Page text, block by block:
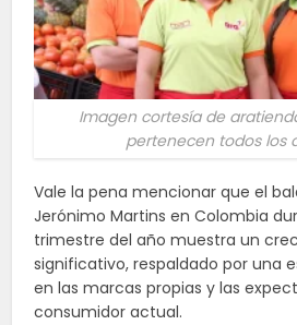
Imagen cortesía de
pertenecen todos los
Vale la pena mencionar que el
Jerónimo Martins en Colombia
trimestre del año muestra un
significativo, respaldado por una
en las marcas propias y las
consumidor actual.